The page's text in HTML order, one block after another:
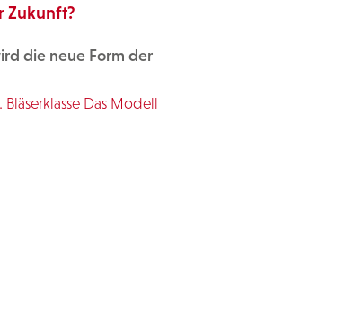
Zukunft?
die neue Form der
Das Modell